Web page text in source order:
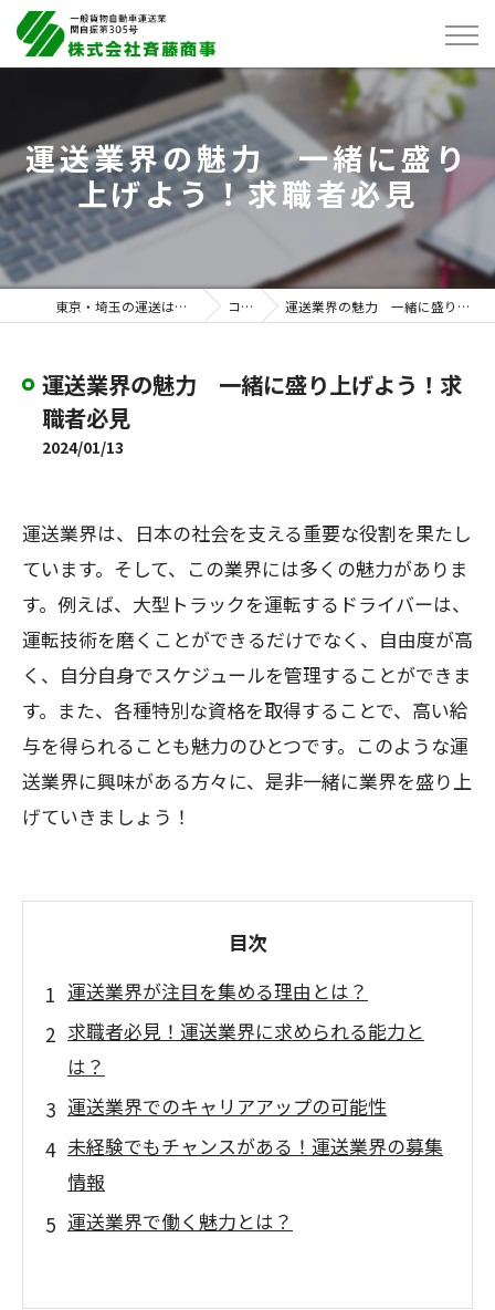
運送業界の魅力 一緒に盛り
上げよう！求職者必見
東京・埼玉の運送は株式会社斉藤商事 コラム 運送業界の魅力 一緒に盛り上げよう！求職者必見
運送業界の魅力 一緒に盛り上げよう！求
職者必見
2024/01/13
運送業界は、日本の社会を支える重要な役割を果たし
ています。そして、この業界には多くの魅力がありま
す。例えば、大型トラックを運転するドライバーは、
運転技術を磨くことができるだけでなく、自由度が高
く、自分自身でスケジュールを管理することができま
す。また、各種特別な資格を取得することで、高い給
与を得られることも魅力のひとつです。このような運
送業界に興味がある方々に、是非一緒に業界を盛り上
げていきましょう！
目次
運送業界が注目を集める理由とは？
求職者必見！運送業界に求められる能力と
は？
運送業界でのキャリアアップの可能性
未経験でもチャンスがある！運送業界の募集
情報
運送業界で働く魅力とは？